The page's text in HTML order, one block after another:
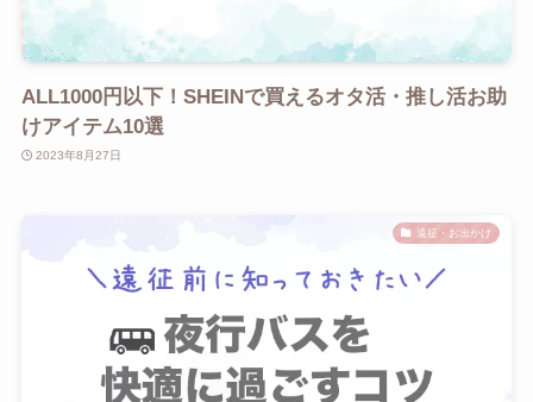
ALL1000円以下！SHEINで買えるオタ活・推し活お助
けアイテム10選
2023年8月27日
遠征・お出かけ